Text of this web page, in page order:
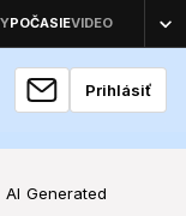
Prihlásiť
AI Generated